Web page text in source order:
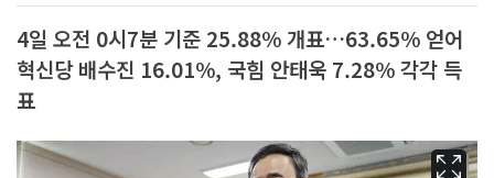
4일 오전 0시7분 기준 25.88% 개표…63.65% 얻어
혁신당 배수진 16.01%, 국힘 안태욱 7.28% 각각 득
표